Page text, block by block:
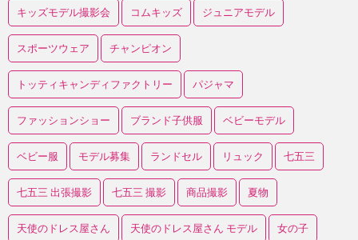
キッズモデル撮影会 コムキッズ ジュニアモデル
スポーツウェア チャンピオン
トッティキャンディファクトリー パジャマ
ファッションショー ブランド子供服 ベビーモデル
ベビー服 モデル募集 ランドセル リュック 七五三
七五三 出張撮影 七五三 撮影 商品撮影 夏物
天使のドレス屋さん 天使のドレス屋さん モデル 女の子